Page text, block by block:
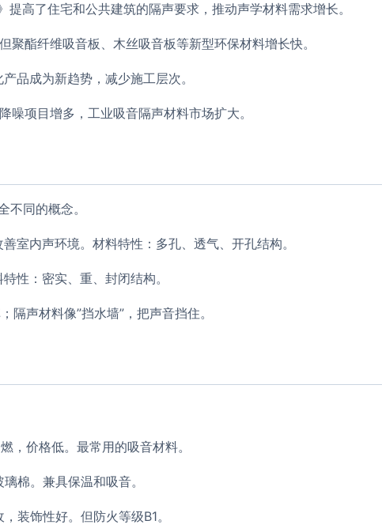
高了住宅和公共建筑的隔声要求，推动声学材料需求增长。
酯纤维吸音板、木丝吸音板等新型环保材料增长快。
品成为新趋势，减少施工层次。
项目增多，工业吸音隔声材料市场扩大。
同的概念。
室内声环境。材料特性：多孔、透气、开孔结构。
性：密实、重、封闭结构。
隔声材料像”挡水墙”，把声音挡住。
价格低。最常用的吸音材料。
棉。兼具保温和吸音。
装饰性好。但防火等级B1。